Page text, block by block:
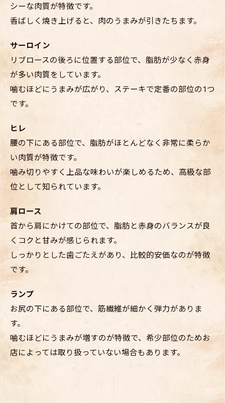
シーな肉質が特徴です。
香ばしく焼き上げると、肉のうまみが引きたちます。
サーロイン
リブロースの後ろに位置する部位で、脂肪が少なく赤身
が多い肉質をしています。
噛むほどにうまみが広がり、ステーキで定番の部位の1つ
です。
ヒレ
腰の下にある部位で、脂肪がほとんどなく非常に柔らか
い肉質が特徴です。
噛み切りやすく上品な味わいが楽しめるため、高級な部
位として知られています。
肩ロース
首から肩にかけての部位で、脂肪と赤身のバランスが良
くコクと甘みが感じられます。
しっかりとした歯ごたえがあり、比較的安価なのが特徴
です。
ランプ
お尻の下にある部位で、筋繊維が細かく弾力がありま
す。
噛むほどにうまみが増すのが特徴で、希少部位のためお
店によっては取り扱っていない場合もあります。